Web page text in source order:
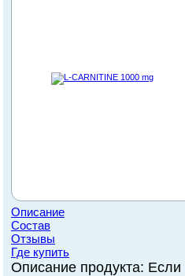
Описание
Состав
Отзывы
Где купить
Описание продукта: